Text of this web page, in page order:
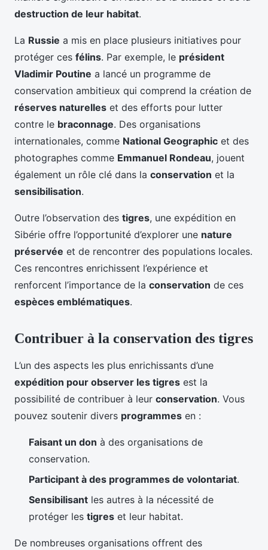
destruction de leur habitat.
La Russie a mis en place plusieurs initiatives pour
protéger ces félins. Par exemple, le président
Vladimir Poutine a lancé un programme de
conservation ambitieux qui comprend la création de
réserves naturelles et des efforts pour lutter
contre le braconnage. Des organisations
internationales, comme National Geographic et des
photographes comme Emmanuel Rondeau, jouent
également un rôle clé dans la conservation et la
sensibilisation.
Outre l’observation des tigres, une expédition en
Sibérie offre l’opportunité d’explorer une nature
préservée et de rencontrer des populations locales.
Ces rencontres enrichissent l’expérience et
renforcent l’importance de la conservation de ces
espèces emblématiques.
Contribuer à la conservation des tigres
L’un des aspects les plus enrichissants d’une
expédition pour observer les tigres est la
possibilité de contribuer à leur conservation. Vous
pouvez soutenir divers programmes en :
Faisant un don à des organisations de
conservation.
Participant à des programmes de volontariat.
Sensibilisant les autres à la nécessité de
protéger les tigres et leur habitat.
De nombreuses organisations offrent des